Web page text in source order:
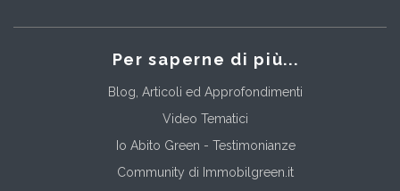
Per saperne di più...
Blog, Articoli ed Approfondimenti
Video Tematici
Io Abito Green - Testimonianze
Community di Immobilgreen.it